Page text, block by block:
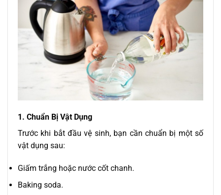
1. Chuẩn Bị Vật Dụng
Trước khi bắt đầu vệ sinh, bạn cần chuẩn bị một số
vật dụng sau:
Giấm trắng hoặc nước cốt chanh.
Baking soda.